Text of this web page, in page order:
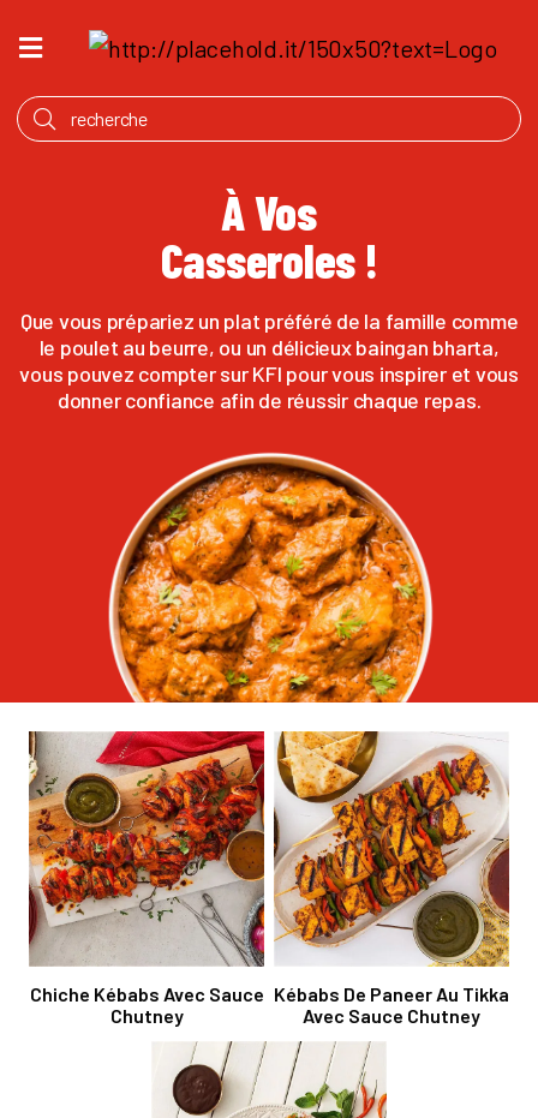
ACCUEIL
QU’EST
HISTOIRE
OÙ
ACHETER
À Vos
Casseroles !
Que vous prépariez un plat préféré de la famille comme
le poulet au beurre, ou un délicieux baingan bharta,
vous pouvez compter sur KFI pour vous inspirer et vous
donner confiance afin de réussir chaque repas.
Chiche Kébabs Avec Sauce
Chutney
Kébabs De Paneer Au Tikka
Avec Sauce Chutney